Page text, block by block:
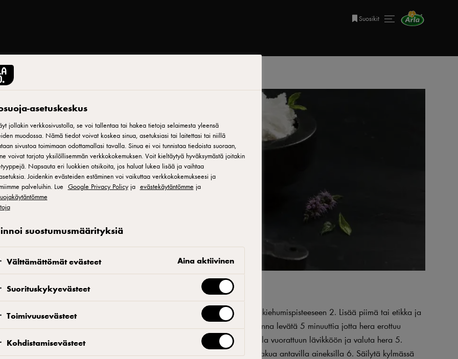
Suosikit
Tulosta
Tee
tai
vaikka
1. Kaada maitoa kattilaan ja lämmitä hitaasti kiehumispisteeseen 2. Lisää piimä tai etikka ja
sekoita hetken aikaa 3. Ota kattila sivuun ja anna levätä 5 minuuttia jotta hera erottuu
juustomassasta 4. Kaada massa juustokankaalla vuorattuun lävikköön ja valuta hera 5.
Mausta juusto suolalla ja halutessasi muilla makua antavilla aineksilla 6. Säilytä kylmässä
asetuskeskus
jollakin verkkosivustolla, se voi tallentaa tai hakea tietoja selaimesta yleensä
muodossa. Nämä tiedot voivat koskea sinua, asetuksiasi tai laitettasi tai niillä
sivustoa toimimaan odottamallasi tavalla. Sinua ei voi tunnistaa tiedoista suoraan,
voivat tarjota yksilöllisemmän verkkokokemuksen. Voit kieltäytyä hyväksymästä joitakin
Napsauta eri luokkien otsikoita, jos haluat lukea lisää ja vaihtaa
Joidenkin evästeiden estäminen voi vaikuttaa verkkokokemukseesi ja
palveluihin. Lue Google Privacy Policyja evästekäytäntömme ja
suostumusmäärityksiä
Välttämättömät evästeet Aina aktiivinen
Suorituskykyevästeet
Toimivuusevästeet
Kohdistamisevästeet